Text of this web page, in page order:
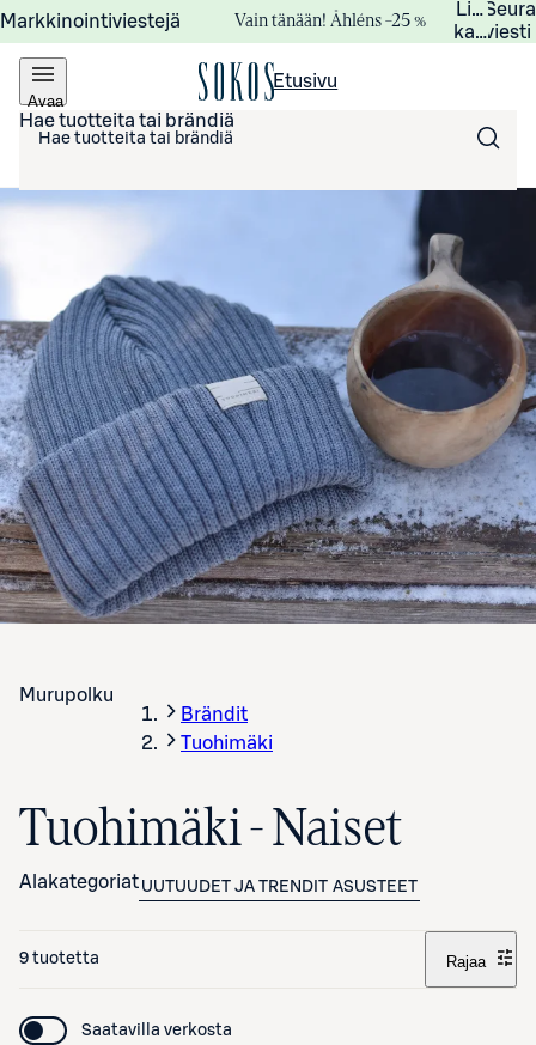
Markkinointiviestejä Vain tänään! Åhléns –25 %
viesti
Avaa
valikko
Etusivu
Hae tuotteita tai brändiä
Murupolku
Brändit
Tuohimäki
Tuohimäki - Naiset
Alakategoriat UUTUUDET JA TRENDIT ASUSTEET
9 tuotetta Rajaa
Saatavilla verkosta